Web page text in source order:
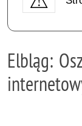
Elbląg: